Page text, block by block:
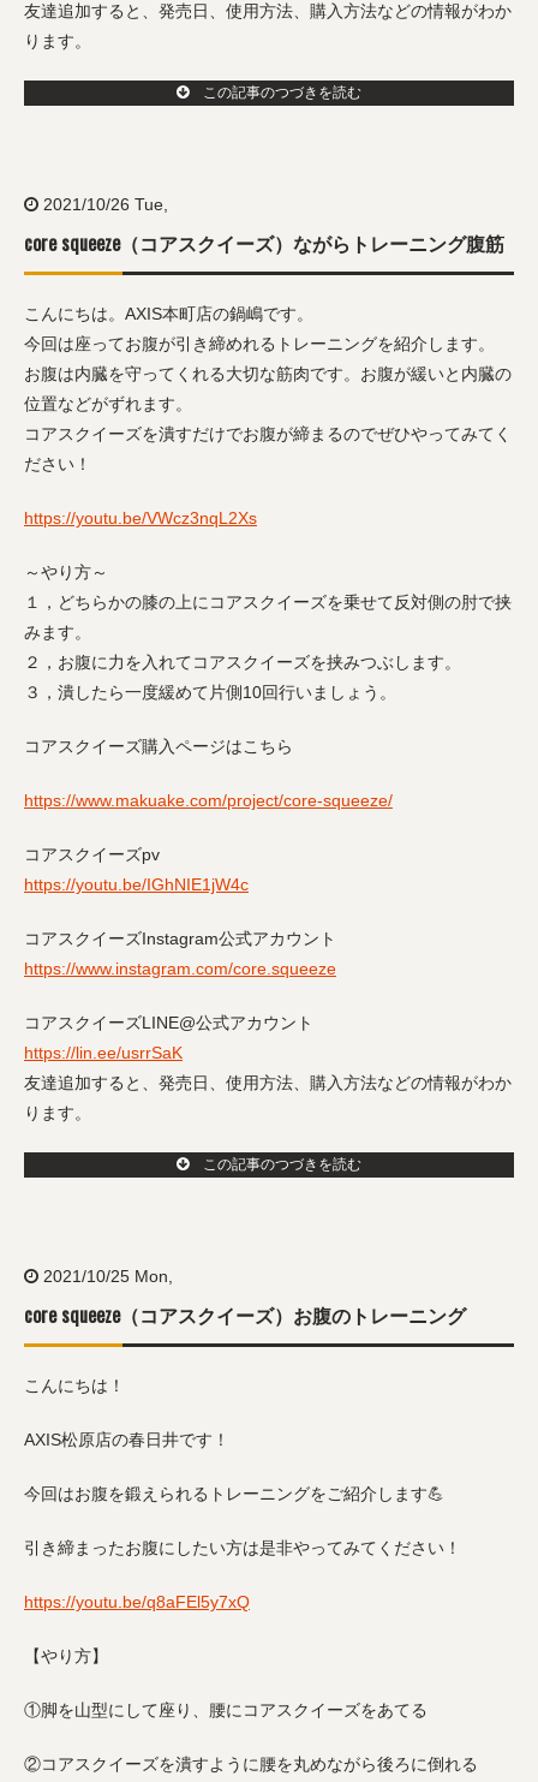
友達追加すると、発売日、使用方法、購入方法などの情報がわか
ります。
この記事のつづきを読む
2021/10/26 Tue,
core squeeze（コアスクイーズ）ながらトレーニング腹筋
こんにちは。AXIS本町店の鍋嶋です。
今回は座ってお腹が引き締めれるトレーニングを紹介します。
お腹は内臓を守ってくれる大切な筋肉です。お腹が緩いと内臓の
位置などがずれます。
コアスクイーズを潰すだけでお腹が締まるのでぜひやってみてく
ださい！
https://youtu.be/VWcz3nqL2Xs
～やり方～
１，どちらかの膝の上にコアスクイーズを乗せて反対側の肘で挟
みます。
２，お腹に力を入れてコアスクイーズを挟みつぶします。
３，潰したら一度緩めて片側10回行いましょう。
コアスクイーズ購入ページはこちら
https://www.makuake.com/project/core-squeeze/
コアスクイーズpv
https://youtu.be/IGhNIE1jW4c
コアスクイーズInstagram公式アカウント
https://www.instagram.com/core.squeeze
コアスクイーズLINE@公式アカウント
https://lin.ee/usrrSaK
友達追加すると、発売日、使用方法、購入方法などの情報がわか
ります。
この記事のつづきを読む
2021/10/25 Mon,
core squeeze（コアスクイーズ）お腹のトレーニング
こんにちは！
AXIS松原店の春日井です！
今回はお腹を鍛えられるトレーニングをご紹介します💪
引き締まったお腹にしたい方は是非やってみてください！
https://youtu.be/q8aFEl5y7xQ
【やり方】
①脚を山型にして座り、腰にコアスクイーズをあてる
②コアスクイーズを潰すように腰を丸めながら後ろに倒れる